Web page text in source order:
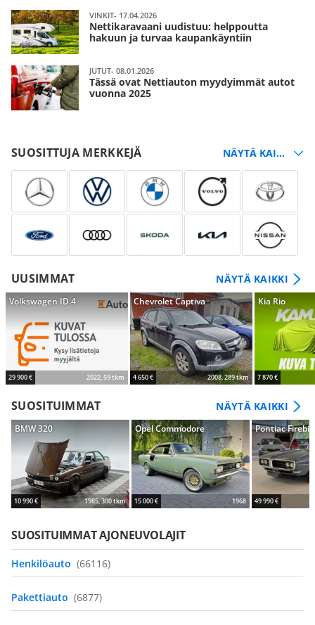
VINKIT- 17.04.2026
Nettikaravaani uudistuu: helppoutta
hakuun ja turvaa kaupankäyntiin
JUTUT- 08.01.2026
Tässä ovat Nettiauton myydyimmät autot
vuonna 2025
SUOSITTUJA MERKKEJÄ
UUSIMMAT NÄYTÄ KAIKKI
Volkswagen ID.4
29 900 € 2022, 59 tkm
Chevrolet Captiva
4 650 € 2008, 289 tkm
Kia Rio
7 870 €
SUOSITUIMMAT NÄYTÄ KAIKKI
BMW 320
10 990 € 1985, 300 tkm
Opel Commodore
15 000 € 1968
Pontiac
49 990 €
SUOSITUIMMAT AJONEUVOLAJIT
(66116)
(6877)